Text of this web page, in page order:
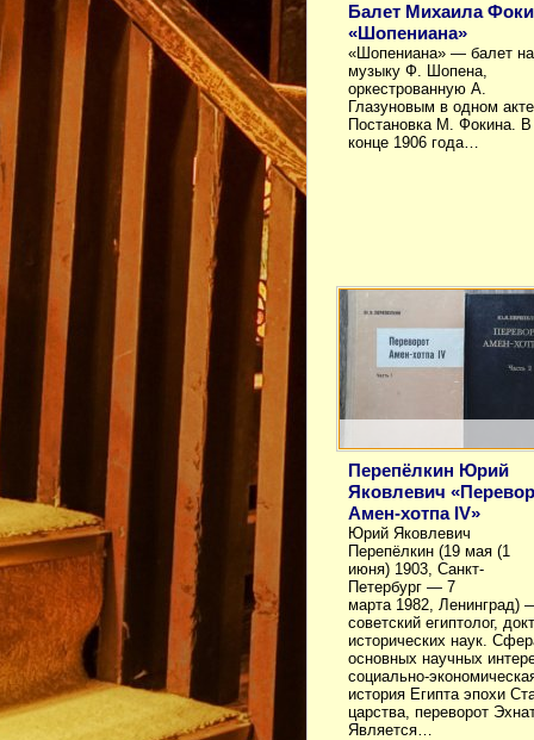
Балет Михаила
«Шопениана»
«Шопениана» — балет на
музыку Ф. Шопена,
оркестрованную А.
Глазуновым в одном
Постановка М. Фокина. В
конце 1906 года…
Перепёлкин Юрий
Яковлевич
Амен-хотпа IV»
Юрий Яковлевич
Перепёлкин (19 мая (1
июня) 1903, Санкт-
Петербург — 7
марта 1982, Ленинград)
советский египтолог,
исторических наук.
основных научных
социально-
история Египта эпохи
царства, переворот
Является…